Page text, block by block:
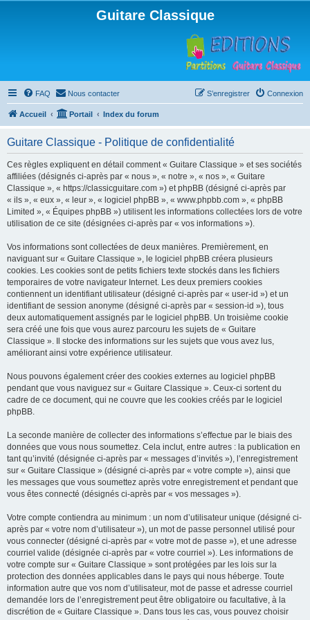
Guitare Classique
FAQ Nous contacter Connexion
S’enregistrer
Accueil Portail Index du forum
Guitare Classique - Politique de confidentialité
Ces règles expliquent en détail comment « Guitare Classique » et ses sociétés
affiliées (désignés ci-après par « nous », « notre », « nos », « Guitare
Classique », « https://classicguitare.com ») et phpBB (désigné ci-après par
« ils », « eux », « leur », « logiciel phpBB », « www.phpbb.com », « phpBB
Limited », « Équipes phpBB ») utilisent les informations collectées lors de votre
utilisation de ce site (désignées ci-après par « vos informations »).
Vos informations sont collectées de deux manières. Premièrement, en
naviguant sur « Guitare Classique », le logiciel phpBB créera plusieurs
cookies. Les cookies sont de petits fichiers texte stockés dans les fichiers
temporaires de votre navigateur Internet. Les deux premiers cookies
contiennent un identifiant utilisateur (désigné ci-après par « user-id ») et un
identifiant de session anonyme (désigné ci-après par « session-id »), tous
deux automatiquement assignés par le logiciel phpBB. Un troisième cookie
sera créé une fois que vous aurez parcouru les sujets de « Guitare
Classique ». Il stocke des informations sur les sujets que vous avez lus,
améliorant ainsi votre expérience utilisateur.
Nous pouvons également créer des cookies externes au logiciel phpBB
pendant que vous naviguez sur « Guitare Classique ». Ceux-ci sortent du
cadre de ce document, qui ne couvre que les cookies créés par le logiciel
phpBB.
La seconde manière de collecter des informations s’effectue par le biais des
données que vous nous soumettez. Cela inclut, entre autres : la publication en
tant qu’invité (désignée ci-après par « messages d’invités »), l’enregistrement
sur « Guitare Classique » (désigné ci-après par « votre compte »), ainsi que
les messages que vous soumettez après votre enregistrement et pendant que
vous êtes connecté (désignés ci-après par « vos messages »).
Votre compte contiendra au minimum : un nom d’utilisateur unique (désigné ci-
après par « votre nom d’utilisateur »), un mot de passe personnel utilisé pour
vous connecter (désigné ci-après par « votre mot de passe »), et une adresse
courriel valide (désignée ci-après par « votre courriel »). Les informations de
votre compte sur « Guitare Classique » sont protégées par les lois sur la
protection des données applicables dans le pays qui nous héberge. Toute
information autre que vos nom d’utilisateur, mot de passe et adresse courriel
demandée lors de l’enregistrement peut être obligatoire ou facultative, à la
discrétion de « Guitare Classique ». Dans tous les cas, vous pouvez choisir